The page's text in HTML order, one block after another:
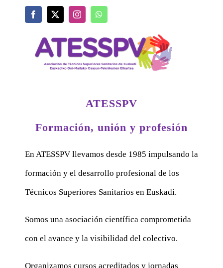
ATESSPV
Formación, unión y profesión
En ATESSPV llevamos desde 1985 impulsando la
formación y el desarrollo profesional de los
Técnicos Superiores Sanitarios en Euskadi.
Somos una asociación científica comprometida
con el avance y la visibilidad del colectivo.
Organizamos cursos acreditados y jornadas